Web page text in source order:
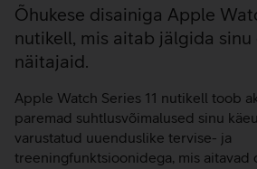
Lisainfo
Õhukese disainiga Apple
nutikell, mis aitab jälgida
näitajaid.
Apple Watch Series 11 nutikell toob
paremad suhtlusvõimalused sinu
varustatud uuenduslike tervise- ja
treeningfunktsioonidega, mis aitavad